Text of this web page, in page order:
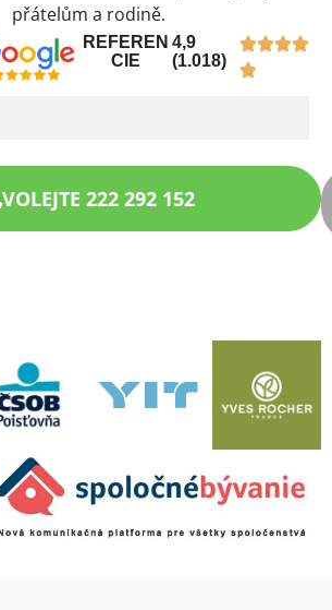
přátelům a rodině.
REFEREN
CIE
4,9
(1.018)
VOLEJTE 222 292 152